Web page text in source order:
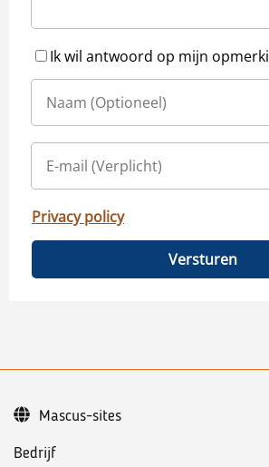
Ik wil antwoord op mijn
Privacy policy
Versturen
Bedrijf
Mascus-sites